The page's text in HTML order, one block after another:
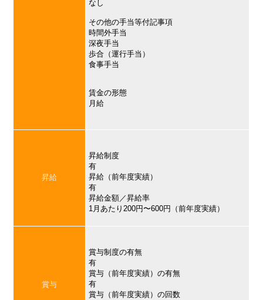
なし
その他の手当等付記事項
時間外手当
深夜手当
歩合（運行手当）
食事手当
賃金の形態
月給
昇給
昇給制度
有
昇給（前年度実績）
有
昇給金額／昇給率
1月あたり200円〜600円（前年度実績）
賞与
賞与制度の有無
有
賞与（前年度実績）の有無
有
賞与（前年度実績）の回数